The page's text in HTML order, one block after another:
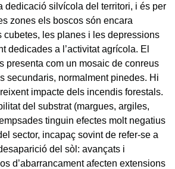
dedicació silvícola del territori, i és per
zones els boscos són encara
cubetes, les planes i les depressions
dedicades a l’activitat agrícola. El
presenta com un mosaic de conreus
secundaris, normalment pinedes. Hi
impacte dels incendis forestals.
del substrat (margues, argiles,
tinguin efectes molt negatius
sector, incapaç sovint de refer-se a
del sòl: avançats i
d’abarrancament afecten extensions